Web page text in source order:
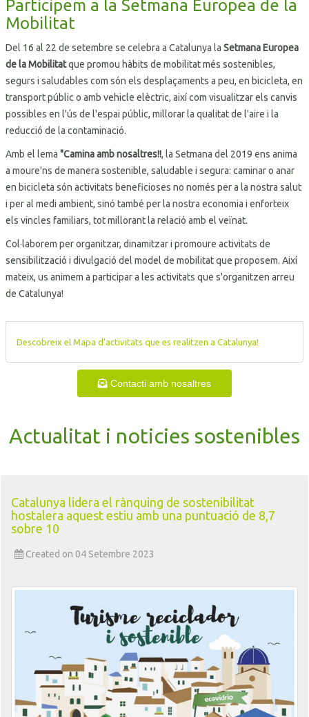
Participem a la Setmana Europea de la
Mobilitat
Del 16 al 22 de setembre se celebra a Catalunya la Setmana Europea
de la Mobilitatque promou hàbits de mobilitat més sostenibles,
segurs i saludables com són els desplaçaments a peu, en bicicleta, en
transport públic o amb vehicle elèctric, així com visualitzar els canvis
possibles en l'ús de l'espai públic, millorar la qualitat de l'aire i la
reducció de la contaminació.
Amb el lema "Camina amb nosaltres!!, la Setmana del 2019 ens anima
a moure'ns de manera sostenible, saludable i segura: caminar o anar
en bicicleta són activitats beneficioses no només per a la nostra salut
i per al medi ambient, sinó també per la nostra economia i enforteix
els vincles familiars, tot millorant la relació amb el veïnat.
Col·laborem per organitzar, dinamitzar i promoure activitats de
sensibilització i divulgació del model de mobilitat que proposem. Així
mateix, us animem a participar a les activitats que s'organitzen arreu
de Catalunya!
Descobreix el Mapa d'activitats que es realitzen a Catalunya!
Contacti amb nosaltres
Actualitat i noticies sostenibles
Catalunya lidera el rànquing de sostenibilitat
hostalera aquest estiu amb una puntuació de 8,7
sobre 10
Created on 04 Setembre 2023